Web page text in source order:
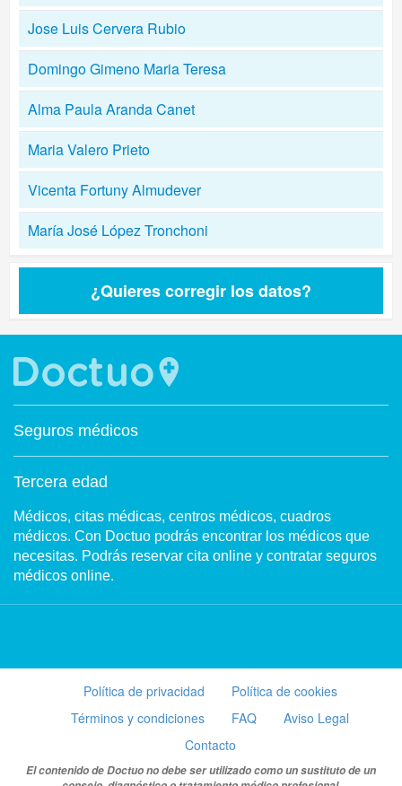
Jose Luis Cervera Rubio
Domingo Gimeno Maria Teresa
Alma Paula Aranda Canet
Maria Valero Prieto
Vicenta Fortuny Almudever
María José López Tronchoni
¿Quieres corregir los datos?
Seguros médicos
Tercera edad
Médicos, citas médicas, centros médicos, cuadros
médicos. Con Doctuo podrás encontrar los médicos que
necesitas. Podrás reservar cita online y contratar seguros
médicos online.
Política de privacidad
Política de cookies
Términos y condiciones
FAQ
Aviso Legal
Contacto
El contenido de Doctuo no debe ser utilizado como un sustituto de un